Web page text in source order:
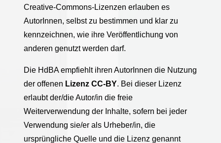
Creative-Commons-Lizenzen erlauben es
AutorInnen, selbst zu bestimmen und klar zu
kennzeichnen, wie ihre Veröffentlichung von
anderen genutzt werden darf.
Die HdBA empfiehlt ihren AutorInnen die Nutzung
der offenen Lizenz CC-BY. Bei dieser Lizenz
erlaubt der/die Autor/in die freie
Weiterverwendung der Inhalte, sofern bei jeder
Verwendung sie/er als Urheber/in, die
ursprüngliche Quelle und die Lizenz genannt